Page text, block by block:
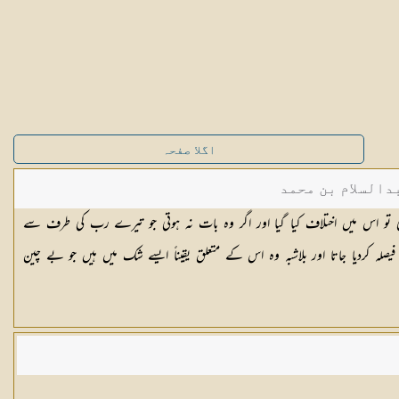
اگلا صفحہ
بن محمد
تو اس میں اختلاف کیا گیا اور اگر وہ بات نہ ہوتی جو تیرے رب کی طرف سے
کردیا جاتا اور بلاشبہ وہ اس کے متعلق یقیناً ایسے شک میں ہیں جو بے چین